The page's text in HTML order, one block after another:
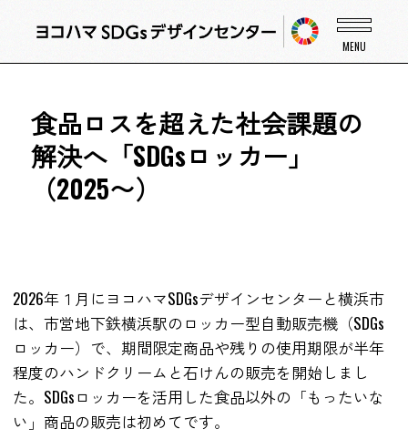
食品ロスを超えた社会課題の
解決へ「SDGsロッカー」
（2025〜）
2026年１月にヨコハマSDGsデザインセンターと横浜市
は、市営地下鉄横浜駅のロッカー型自動販売機（SDGs
ロッカー）で、期間限定商品や残りの使用期限が半年
程度のハンドクリームと石けんの販売を開始しまし
た。SDGsロッカーを活用した食品以外の「もったいな
い」商品の販売は初めてです。